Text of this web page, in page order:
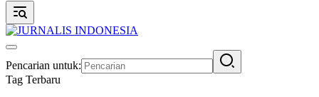
Pencarian untuk:
Tag Terbaru